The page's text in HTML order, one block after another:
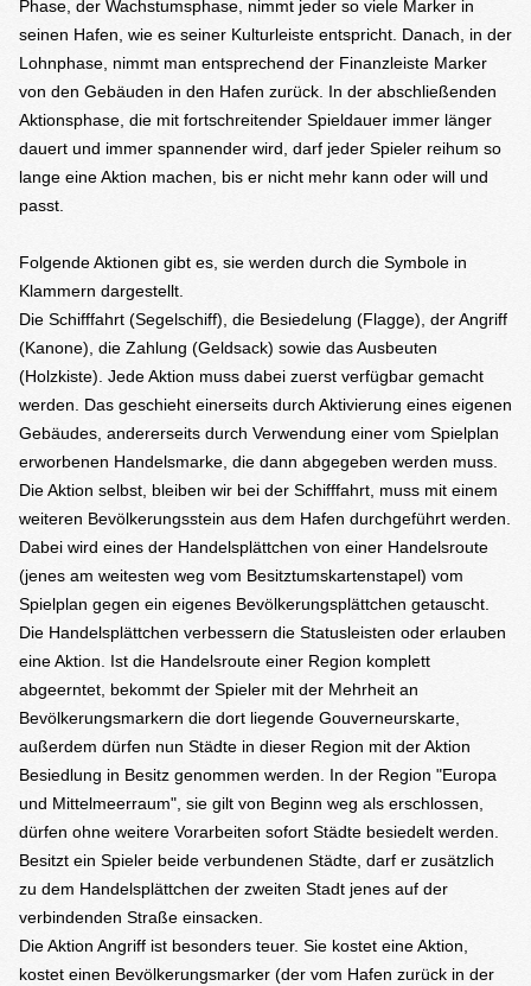
Phase, der Wachstumsphase, nimmt jeder so viele Marker in
seinen Hafen, wie es seiner Kulturleiste entspricht. Danach, in der
Lohnphase, nimmt man entsprechend der Finanzleiste Marker
von den Gebäuden in den Hafen zurück. In der abschließenden
Aktionsphase, die mit fortschreitender Spieldauer immer länger
dauert und immer spannender wird, darf jeder Spieler reihum so
lange eine Aktion machen, bis er nicht mehr kann oder will und
passt.
Folgende Aktionen gibt es, sie werden durch die Symbole in
Klammern dargestellt.
Die Schifffahrt (Segelschiff), die Besiedelung (Flagge), der Angriff
(Kanone), die Zahlung (Geldsack) sowie das Ausbeuten
(Holzkiste). Jede Aktion muss dabei zuerst verfügbar gemacht
werden. Das geschieht einerseits durch Aktivierung eines eigenen
Gebäudes, andererseits durch Verwendung einer vom Spielplan
erworbenen Handelsmarke, die dann abgegeben werden muss.
Die Aktion selbst, bleiben wir bei der Schifffahrt, muss mit einem
weiteren Bevölkerungsstein aus dem Hafen durchgeführt werden.
Dabei wird eines der Handelsplättchen von einer Handelsroute
(jenes am weitesten weg vom Besitztumskartenstapel) vom
Spielplan gegen ein eigenes Bevölkerungsplättchen getauscht.
Die Handelsplättchen verbessern die Statusleisten oder erlauben
eine Aktion. Ist die Handelsroute einer Region komplett
abgeerntet, bekommt der Spieler mit der Mehrheit an
Bevölkerungsmarkern die dort liegende Gouverneurskarte,
außerdem dürfen nun Städte in dieser Region mit der Aktion
Besiedlung in Besitz genommen werden. In der Region "Europa
und Mittelmeerraum", sie gilt von Beginn weg als erschlossen,
dürfen ohne weitere Vorarbeiten sofort Städte besiedelt werden.
Besitzt ein Spieler beide verbundenen Städte, darf er zusätzlich
zu dem Handelsplättchen der zweiten Stadt jenes auf der
verbindenden Straße einsacken.
Die Aktion Angriff ist besonders teuer. Sie kostet eine Aktion,
kostet einen Bevölkerungsmarker (der vom Hafen zurück in der